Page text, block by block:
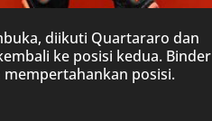
diikuti Quartararo dan
ke posisi kedua. Binder
posisi.